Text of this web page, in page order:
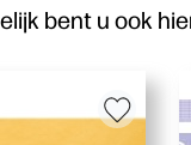
bent u ook